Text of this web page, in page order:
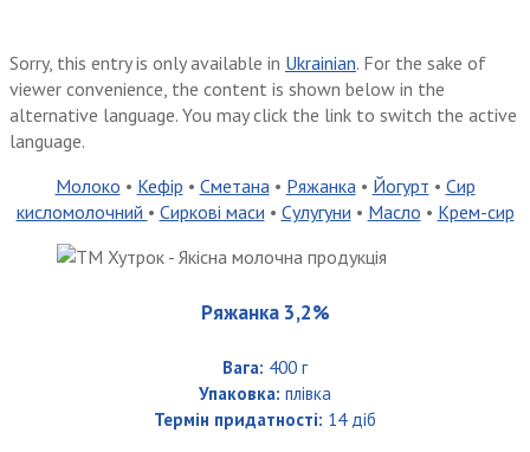
Sorry, this entry is only available in Ukrainian. For the sake of
viewer convenience, the content is shown below in the
alternative language. You may click the link to switch the active
language.
Молоко • Кефір • Сметана• Ряжанка• Йогурт • Сир
кисломолочний • Сиркові маси • Сулугуни • Масло • Крем-сир
Ряжанка 3,2%
Вага: 400 г
Упаковка: плівка
Термін придатності: 14 діб